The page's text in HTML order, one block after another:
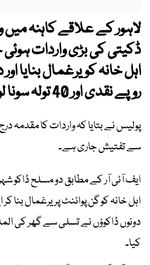
لاہور کے علاقے کاہنہ
ڈکیتی کی بڑی واردات
روپے نقدی اور 40 تولہ سونا لوٹ کر فرار ہوگئے۔
پولیس نے بتایا کہ واردات کا مقدمہ
سے تفتیش جاری ہے۔
ایف آئی آر کے مطابق دو مسلح ڈاکو
اہل خانہ کو گن پوائنٹ پر یرغمال بنا
دونوں ڈاکوؤں نے تسلی سے گھر کی
کیا۔